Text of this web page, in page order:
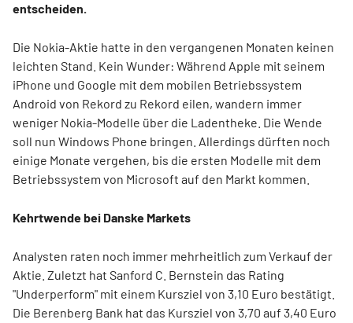
entscheiden.
Die Nokia-Aktie hatte in den vergangenen Monaten keinen
leichten Stand. Kein Wunder: Während Apple mit seinem
iPhone und Google mit dem mobilen Betriebssystem
Android von Rekord zu Rekord eilen, wandern immer
weniger Nokia-Modelle über die Ladentheke. Die Wende
soll nun Windows Phone bringen. Allerdings dürften noch
einige Monate vergehen, bis die ersten Modelle mit dem
Betriebssystem von Microsoft auf den Markt kommen.
Kehrtwende bei Danske Markets
Analysten raten noch immer mehrheitlich zum Verkauf der
Aktie. Zuletzt hat Sanford C. Bernstein das Rating
"Underperform" mit einem Kursziel von 3,10 Euro bestätigt.
Die Berenberg Bank hat das Kursziel von 3,70 auf 3,40 Euro